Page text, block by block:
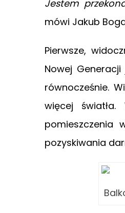
Jestem
mówi Jakub
Pierwsze,
Nowej
równocześnie.
więcej
pomieszczenia
pozyskiwania